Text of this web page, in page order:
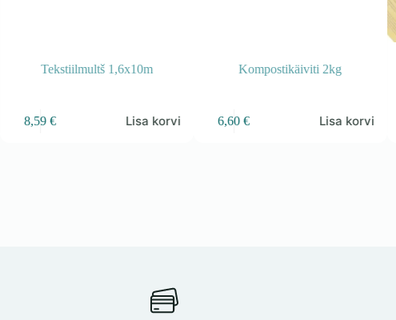
Tekstiilmultš 1,6x10m
8,59€ Lisa korvi
Kompostikäiviti 2kg
6,60€ Lisa korvi